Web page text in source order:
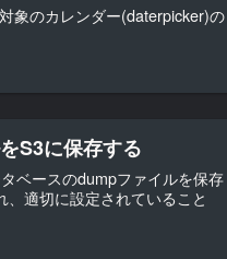
象のカレンダー(daterpicker)の
S3に保存する
ベースのdumpファイルを保存
適切に設定されていること